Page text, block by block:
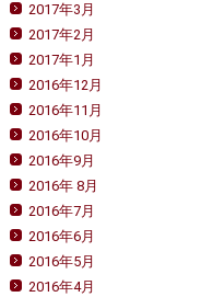
2017年3月
2017年2月
2017年1月
2016年12月
2016年11月
2016年10月
2016年9月
2016年 8月
2016年7月
2016年6月
2016年5月
2016年4月